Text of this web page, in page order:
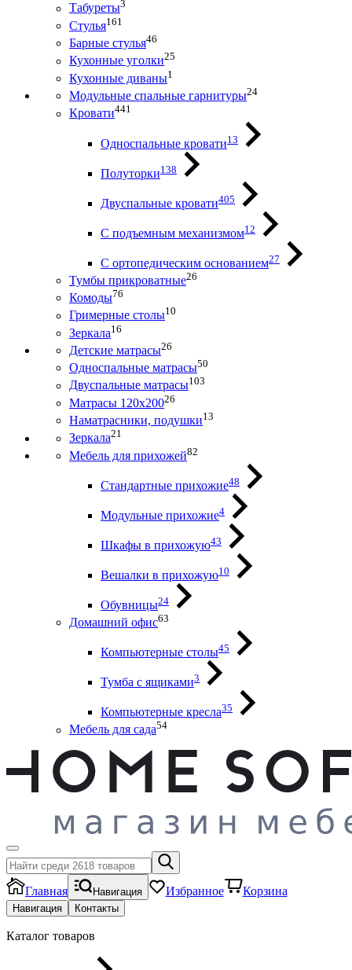
Табуреты3
Стулья161
Барные стулья46
Кухонные уголки25
Кухонные диваны1
Модульные спальные гарнитуры24
Кровати441
Односпальные кровати13
Полуторки138
Двуспальные кровати405
С подъемным механизмом12
С ортопедическим основанием27
Тумбы прикроватные26
Комоды76
Гримерные столы10
Зеркала16
Детские матрасы26
Односпальные матрасы50
Двуспальные матрасы103
Матрасы 120х20026
Наматрасники, подушки13
Зеркала21
Мебель для прихожей82
Стандартные прихожие48
Модульные прихожие4
Шкафы в прихожую43
Вешалки в прихожую10
Обувницы24
Домашний офис63
Компьютерные столы45
Тумба с ящиками3
Компьютерные кресла35
Мебель для сада54
Главная Навигация Избранное Корзина
Навигация Контакты
Каталог товаров